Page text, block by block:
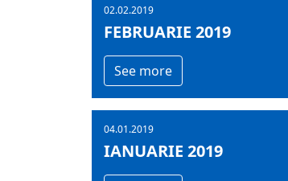
02.02.2019
FEBRUARIE 2019
See more
04.01.2019
IANUARIE 2019